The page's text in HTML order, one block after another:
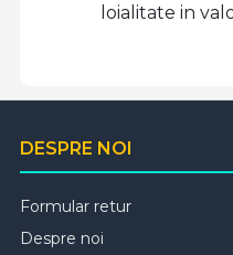
loialitate in
DESPRE NOI
Formular retur
Despre noi